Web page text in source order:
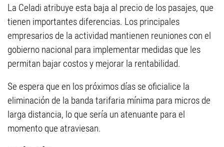
La Celadi atribuye esta baja al precio de los pasajes, que
tienen importantes diferencias. Los principales
empresarios de la actividad mantienen reuniones con el
gobierno nacional para implementar medidas que les
permitan bajar costos y mejorar la rentabilidad.
Se espera que en los próximos días se oficialice la
eliminación de la banda tarifaria mínima para micros de
larga distancia, lo que sería un atenuante para el
momento que atraviesan.